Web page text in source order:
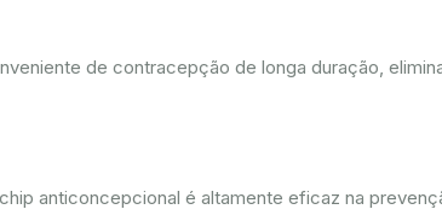
de contracepção de longa duração,
anticoncepcional é altamente eficaz na